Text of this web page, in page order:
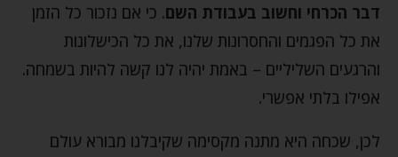
דבר הכרחי וחשוב בעבודת השם. כי אם נזכור כל הזמן
את כל הפגמים והחסרונות שלנו, את כל הכישלונות
והרגעים השליליים – באמת יהיה לנו קשה להיות בשמחה.
אפילו בלתי אפשרי.
לכן, שכחה היא מתנה מקסימה שקיבלנו מבורא עולם